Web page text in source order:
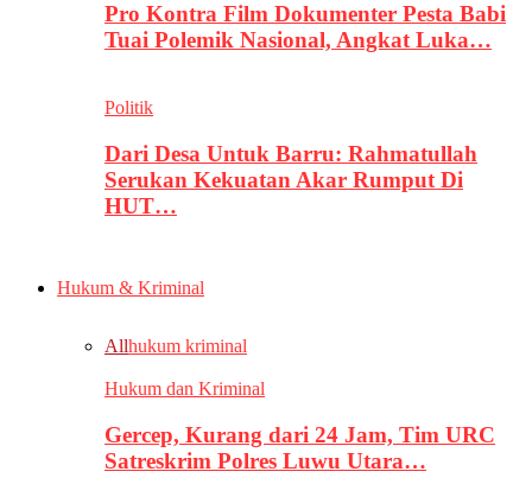
Pro Kontra Film Dokumenter Pesta Babi
Tuai Polemik Nasional, Angkat Luka…
Politik
Dari Desa Untuk Barru: Rahmatullah
Serukan Kekuatan Akar Rumput Di
HUT…
Hukum & Kriminal
Allhukum kriminal
Hukum dan Kriminal
Gercep, Kurang dari 24 Jam, Tim URC
Satreskrim Polres Luwu Utara…